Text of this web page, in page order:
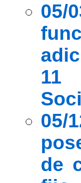
05/
11
de